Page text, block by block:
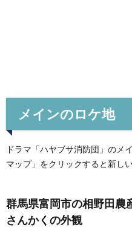
メインのロケ地
ドラマ「ハヤブサ消防団」のメ
マップ」をクリックすると新し
群馬県富岡市の相野田農
さんかくの外観